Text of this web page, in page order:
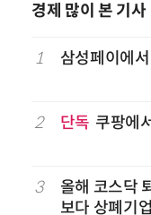
경제 많이 본 기사
1 삼성페이에
2 단독 쿠팡에
3
올해 코스닥
보다 상폐기